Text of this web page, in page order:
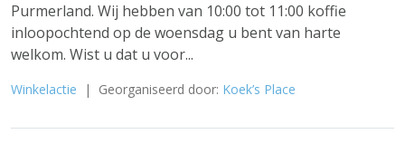
Purmerland. Wij hebben van 10:00 tot 11:00 koffie
inloopochtend op de woensdag u bent van harte
welkom. Wist u dat u voor...
Winkelactie | Georganiseerd door: Koek’s Place